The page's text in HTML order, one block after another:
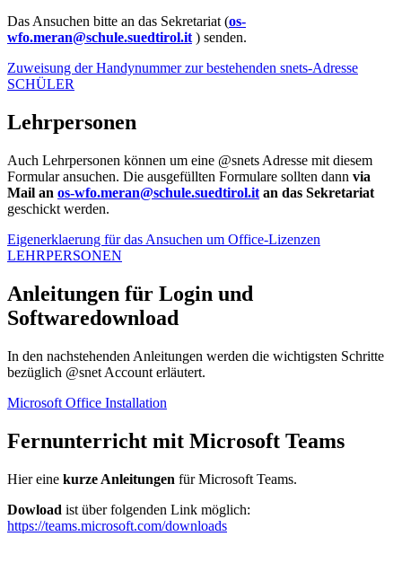
Das Ansuchen bitte an das Sekretariat (os-
wfo.meran@schule.suedtirol.it ) senden.
Zuweisung der Handynummer zur bestehenden snets-Adresse
SCHÜLER
Lehrpersonen
Auch Lehrpersonen können um eine @snets Adresse mit diesem
Formular ansuchen. Die ausgefüllten Formulare sollten dann via
Mail an os-wfo.meran@schule.suedtirol.it an das Sekretariat
geschickt werden.
Eigenerklaerung für das Ansuchen um Office-Lizenzen
LEHRPERSONEN
Anleitungen für Login und
Softwaredownload
In den nachstehenden Anleitungen werden die wichtigsten Schritte
bezüglich @snet Account erläutert.
Microsoft Office Installation
Fernunterricht mit Microsoft Teams
Hier eine kurze Anleitungen für Microsoft Teams.
Dowload ist über folgenden Link möglich:
https://teams.microsoft.com/downloads